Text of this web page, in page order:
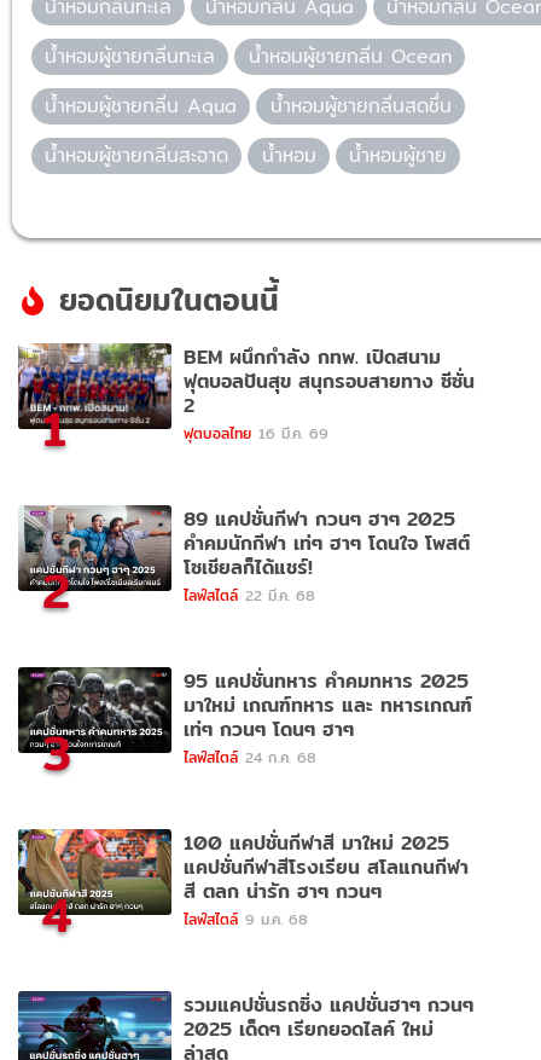
น้ำหอมกลิ่นทะเล น้ำหอมกลิ่น Aqua
น้ำหอมกลิ่น
น้ำหอมผู้ชายกลิ่นทะเล
น้ำหอมผู้ชายกลิ่น Ocean
น้ำหอมผู้ชายกลิ่น Aqua
น้ำหอมผู้ชายกลิ่นสดชื่น
น้ำหอมผู้ชายกลิ่นสะอาด
น้ำหอม น้ำหอมผู้ชาย
ยอดนิยมในตอนนี้
1
BEM ผนึกกำลัง กทพ. เปิดสนาม
ฟุตบอลปันสุข สนุกรอบสายทาง ซีซั่น
2
ฟุตบอลไทย 16 มี.ค. 69
2
89 แคปชั่นกีฬา กวนๆ ฮาๆ 2025
คำคมนักกีฬา เท่ๆ ฮาๆ โดนใจ โพสต์
โซเชียลก็ได้แชร์!
ไลฟ์สไตล์ 22 มี.ค. 68
3
95 แคปชั่นทหาร คำคมทหาร 2025
มาใหม่ เกณฑ์ทหาร และ ทหารเกณฑ์
เท่ๆ กวนๆ โดนๆ ฮาๆ
ไลฟ์สไตล์ 24 ก.ค. 68
4
100 แคปชั่นกีฬาสี มาใหม่ 2025
แคปชั่นกีฬาสีโรงเรียน สโลแกนกีฬา
สี ตลก น่ารัก ฮาๆ กวนๆ
ไลฟ์สไตล์ 9 ม.ค. 68
รวมแคปชั่นรถซิ่ง แคปชั่นฮาๆ กวนๆ
2025 เด็ดๆ เรียกยอดไลค์ ใหม่
ล่าสุด